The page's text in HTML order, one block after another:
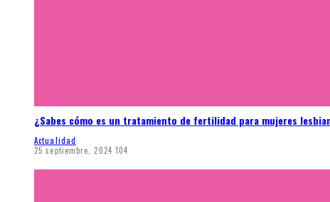
¿Sabes cómo es un tratamiento de fertilidad para mujeres
Actualidad
25 septiembre, 2024 104